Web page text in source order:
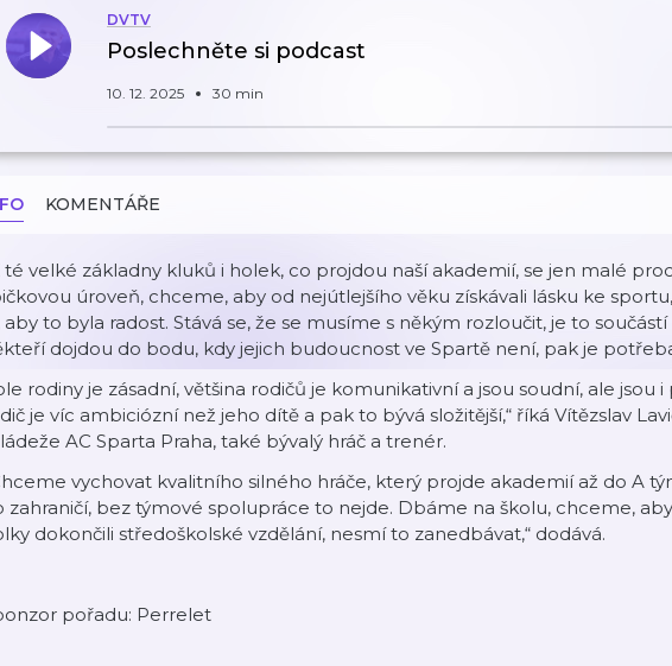
DVTV
Poslechněte si podcast
10. 12. 2025 30 min
KOMENTÁŘE
té velké základny kluků i holek, co projdou naší akademií, se jen malé
úroveň, chceme, aby od nejútlejšího věku získávali lásku ke
aby to byla radost. Stává se, že se musíme s někým rozloučit, je to
dojdou do bodu, kdy jejich budoucnost ve Spartě není, pak je
rodiny je zásadní, většina rodičů je komunikativní a jsou soudní, ale jsou
je víc ambiciózní než jeho dítě a pak to bývá složitější,“ říká Vítězslav
AC Sparta Praha, také bývalý hráč a trenér.
vychovat kvalitního silného hráče, který projde akademií až do A
zahraničí, bez týmové spolupráce to nejde. Dbáme na školu, chceme,
dokončili středoškolské vzdělání, nesmí to zanedbávat,“ dodává.
pořadu: Perrelet